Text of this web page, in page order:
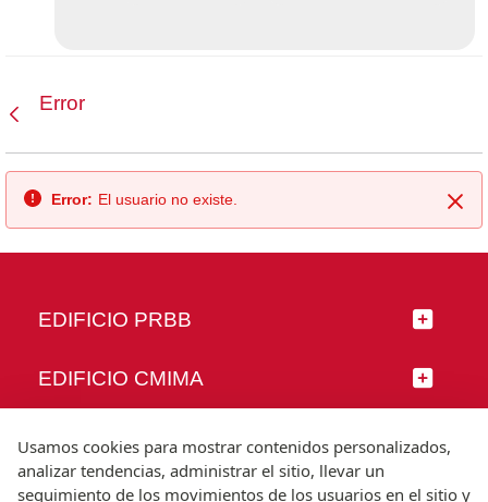
Error
Error: El usuario no existe.
EDIFICIO PRBB
EDIFICIO CMIMA
SÍGUENOS
Usamos cookies para mostrar contenidos personalizados,
analizar tendencias, administrar el sitio, llevar un
seguimiento de los movimientos de los usuarios en el sitio y